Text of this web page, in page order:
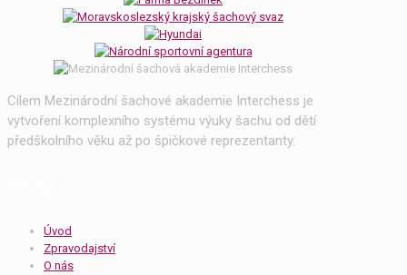
Cílem Mezinárodní šachové akademie Interchess je
vytvoření komplexního systému výuky šachu od dětí
předškolního věku až po špičkové reprezentanty.
Úvod
Zpravodajství
O nás